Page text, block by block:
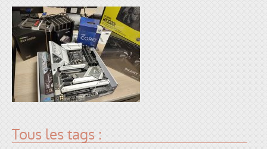
Tous les tags :